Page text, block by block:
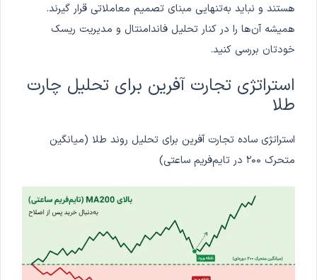
هستند و نباید به‌تنهایی مبنای تصمیم معاملاتی قرار گیرند.
همیشه آن‌ها را در کنار تحلیل فاندامنتال و مدیریت ریسک
خودتان بررسی کنید.
استراتژی تجارت آفرین برای تحلیل چارت
طلا
استراتژی ساده تجارت آفرین برای تحلیل روند طلا (میانگین
متحرک ۲۰۰ در تایم‌فریم ساعتی)